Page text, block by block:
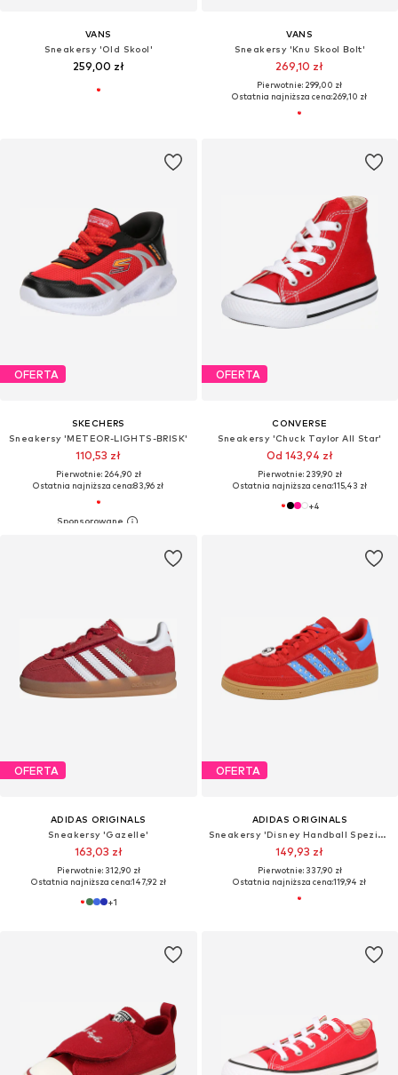
VANS
Sneakersy 'Old Skool'
259,00 zł
VANS
Sneakersy 'Knu Skool Bolt'
269,10 zł
Pierwotnie: 299,00 zł
Ostatnia najniższa cena:269,10 zł
OFERTA
SKECHERS
Sneakersy 'METEOR-LIGHTS-BRISK'
110,53 zł
Pierwotnie: 264,90 zł
Ostatnia najniższa cena:83,96 zł
OFERTA
CONVERSE
Sneakersy 'Chuck Taylor All Star'
Od 143,94 zł
Pierwotnie: 239,90 zł
Ostatnia najniższa cena:115,43 zł
+4
OFERTA
ADIDAS ORIGINALS
Sneakersy 'Gazelle'
163,03 zł
Pierwotnie: 312,90 zł
Ostatnia najniższa cena:147,92 zł
+1
OFERTA
ADIDAS ORIGINALS
Sneakersy 'Disney Handball Spezial Comfort Closure'
149,93 zł
Pierwotnie: 337,90 zł
Ostatnia najniższa cena:119,94 zł